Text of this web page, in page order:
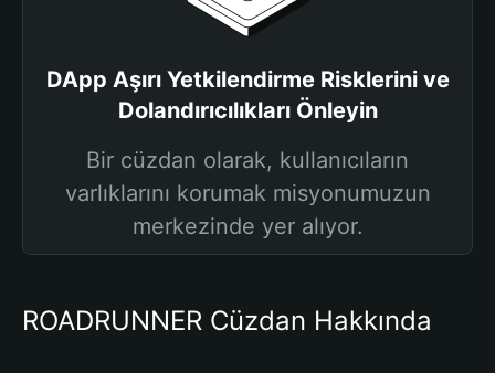
DApp Aşırı Yetkilendirme Risklerini ve
Dolandırıcılıkları Önleyin
Bir cüzdan olarak, kullanıcıların
varlıklarını korumak misyonumuzun
merkezinde yer alıyor.
ROADRUNNER Cüzdan Hakkında